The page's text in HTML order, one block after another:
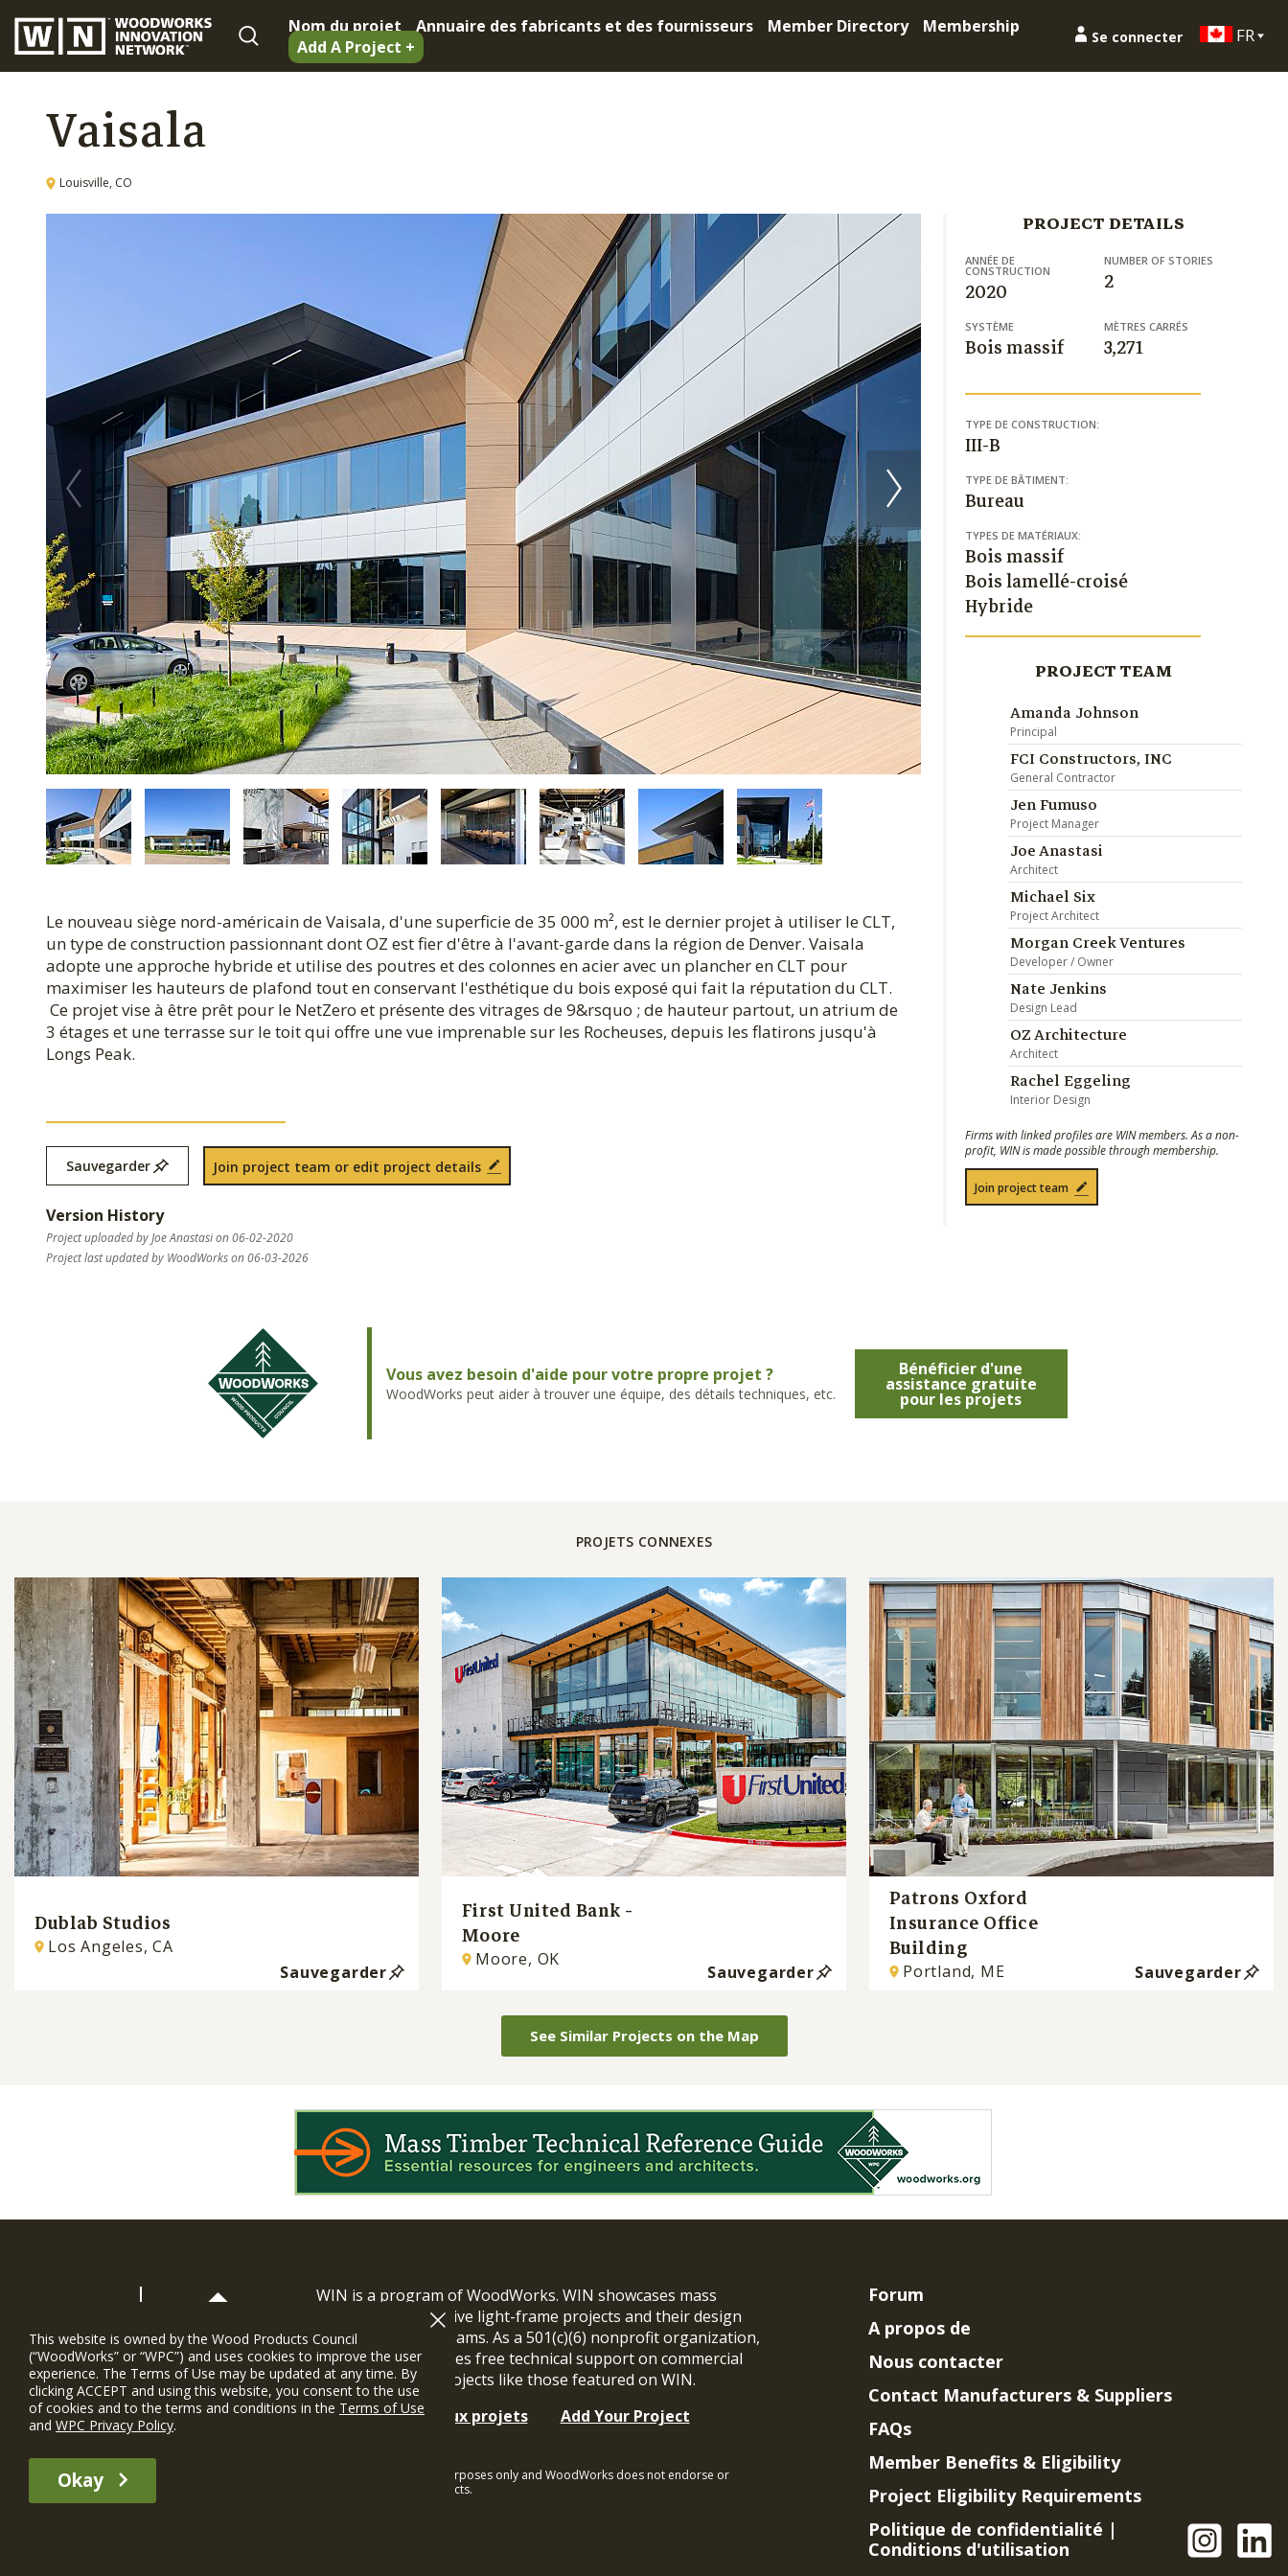
Nom du projet Annuaire des fabricants et des fournisseurs Member Directory
Membership
Add A Project +
Se connecter FR
Vaisala
Louisville, CO
Le nouveau siège nord-américain de Vaisala, d'une superficie de 35 000 m², est le dernier projet à utiliser le CLT,
un type de construction passionnant dont OZ est fier d'être à l'avant-garde dans la région de Denver. Vaisala
adopte une approche hybride et utilise des poutres et des colonnes en acier avec un plancher en CLT pour
maximiser les hauteurs de plafond tout en conservant l'esthétique du bois exposé qui fait la réputation du CLT.
Ce projet vise à être prêt pour le NetZero et présente des vitrages de 9&rsquo ; de hauteur partout, un atrium de
3 étages et une terrasse sur le toit qui offre une vue imprenable sur les Rocheuses, depuis les flatirons jusqu'à
Longs Peak.
Sauvegarder Join project team or edit project details
Version History
Project uploaded by Joe Anastasi on 06-02-2020
Project last updated by WoodWorks on 06-03-2026
PROJECT DETAILS
ANNÉE DE
CONSTRUCTION
2020
NUMBER OF STORIES
2
SYSTÈME
Bois massif
MÈTRES CARRÉS
3,271
TYPE DE CONSTRUCTION:
III-B
TYPE DE BÂTIMENT:
Bureau
TYPES DE MATÉRIAUX:
Bois massif
Bois lamellé-croisé
Hybride
PROJECT TEAM
Amanda Johnson
Principal
FCI Constructors, INC
General Contractor
Jen Fumuso
Project Manager
Joe Anastasi
Architect
Michael Six
Project Architect
Morgan Creek Ventures
Developer / Owner
Nate Jenkins
Design Lead
OZ Architecture
Architect
Rachel Eggeling
Interior Design
Firms with linked profiles are WIN members. As a non-
profit, WIN is made possible through membership.
Join project team
Vous avez besoin d'aide pour votre propre projet ?
WoodWorks peut aider à trouver une équipe, des détails techniques, etc.
Bénéficier d'une
assistance gratuite
pour les projets
PROJETS CONNEXES
Dublab Studios
Los Angeles, CA
Sauvegarder
First United Bank -
Moore
Moore, OK
Sauvegarder
Patrons Oxford
Insurance Office
Building
Portland, ME Sauvegarder
See Similar Projects on the Map
WIN is a program of WoodWorks. WIN showcases mass
timber and innovative light-frame projects and their design
and construction teams. As a 501(c)(6) nonprofit organization,
WoodWorks provides free technical support on commercial
and multi-family projects like those featured on WIN.
Soutien gratuit aux projets
Add Your Project
The WIN member profile information provided by this site is for informational purposes only and WoodWorks does not endorse or
recommend any particular WIN member or any WIN member’s company of projects.
© 2026 WoodWorks.
Forum
A propos de
Nous contacter
Contact Manufacturers & Suppliers
FAQs
Member Benefits & Eligibility
Project Eligibility Requirements
Politique de confidentialité |
Conditions d'utilisation
This website is owned by the Wood Products Council
(“WoodWorks” or “WPC”) and uses cookies to improve the user
experience. The Terms of Use may be updated at any time. By
clicking ACCEPT and using this website, you consent to the use
of cookies and to the terms and conditions in the Terms of Use
and WPC Privacy Policy.
Okay